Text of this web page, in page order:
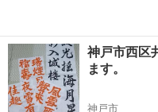
神戸市西区
ます。
神戸市